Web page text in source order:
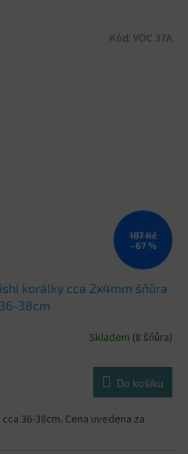
187 Kč
–67 %
korálky cca 2x4mm šňůra
38cm
Skladem (8 šňůra)
Do košíku
36-38cm. Cena uvedena za
Kód: VOC 37A